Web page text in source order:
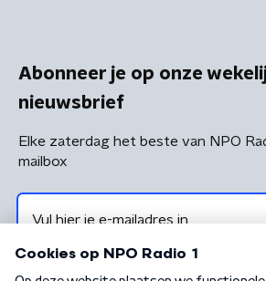
Abonneer je op onze
nieuwsbrief
Elke zaterdag het beste van NPO
mailbox